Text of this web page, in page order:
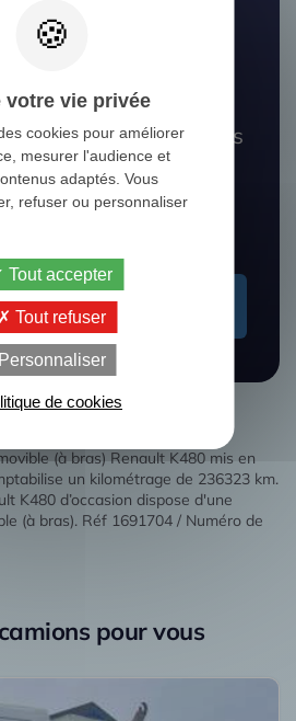
pas le camion que vous
?
aident à le dénicher
recherche un camion
(à bras) Renault K480 mis en
un kilométrage de 236323 km.
K480 d’occasion dispose d'une
(à bras). Réf 1691704 / Numéro de
pour vous
votre vie privée
cookies pour améliorer
mesurer l'audience et
adaptés. Vous
refuser ou personnaliser
Tout accepter
Tout refuser
Personnaliser
de cookies